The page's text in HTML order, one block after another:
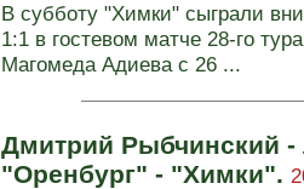
В субботу "Химки" сыграли
1:1 в гостевом матче 28‑го
Магомеда Адиева с 26 ...
Дмитрий Рыбчинский -
"Оренбург" - "Химки".